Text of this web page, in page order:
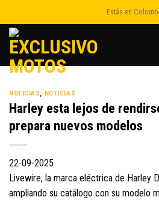
to
content
Estás en
NOTICIAS NOTICIAS
Harley esta lejos de
prepara nuevos modelos
22-09-2025
Livewire, la marca eléctrica de Harley
ampliando su catálogo con su modelo